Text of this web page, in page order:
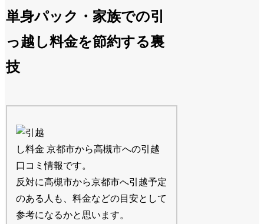
単身パック・家族での引
っ越し料金を節約する裏
技
京都市から高槻市への引越
口コミ情報です。
反対に高槻市から京都市へ引越予定
のある人も、料金などの目安として
参考になるかと思います。